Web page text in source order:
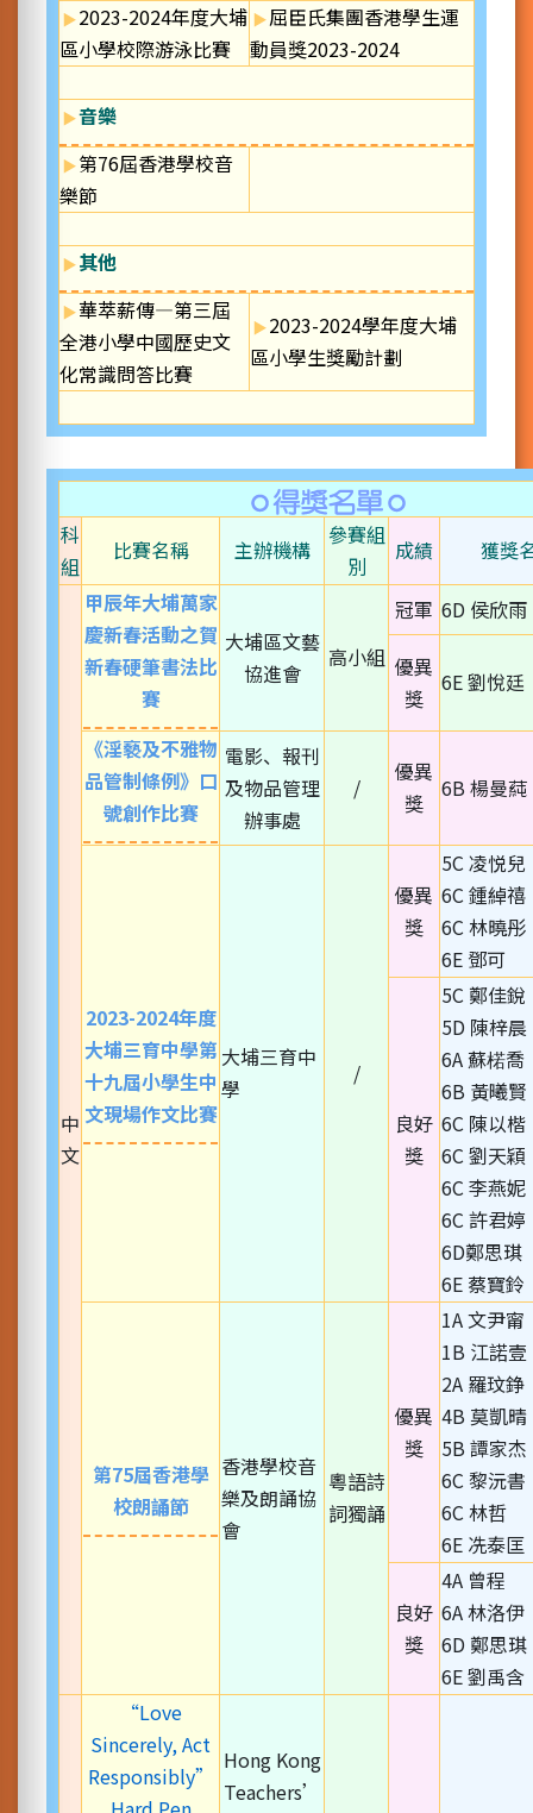
2023-2024年度大埔
區小學校際游泳比賽
屈臣氏集團香港學生運
動員獎2023-2024
音樂
第76屆香港學校音
樂節
其他
華萃薪傳—第三屆
全港小學中國歷史文
化常識問答比賽
2023-2024學年度大埔
區小學生獎勵計劃
科
組
比賽名稱 主辦機構
參賽組
別
成績 獲獎
中
文
甲辰年大埔萬家
慶新春活動之賀
新春硬筆書法比
賽
大埔區文藝
協進會
高小組
冠軍 6D 侯欣雨
優異
獎
6E 劉悅廷
《淫褻及不雅物
品管制條例》口
號創作比賽
電影、報刊
及物品管理
辦事處
/
優異
獎
6B 楊曼蒓
2023-2024年度
大埔三育中學第
十九屆小學生中
文現場作文比賽
大埔三育中
學
/
優異
獎
5C 凌悦兒
6C 鍾綽禧
6C 林曉彤
6E 鄧可
良好
獎
5C 鄭佳銳
5D 陳梓晨
6A 蘇楉喬
6B 黃曦賢
6C 陳以楷
6C 劉天穎
6C 李燕妮
6C 許君婷
6D鄭思琪
6E 蔡寶鈴
第75屆香港學
校朗誦節
香港學校音
樂及朗誦協
會
粵語詩
詞獨誦
優異
獎
1A 文尹甯
1B 江諾壹
2A 羅玟錚
4B 莫凱晴
5B 譚家杰
6C 黎沅書
6C 林哲
6E 冼泰匡
良好
獎
4A 曾程
6A 林洛伊
6D 鄭思琪
6E 劉禹含
“Love
Sincerely, Act
Responsibly”
Hong Kong
Teachers’